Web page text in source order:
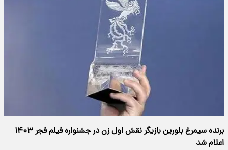
برنده سیمرغ بلورین بازیگر نقش اول زن در جشنواره فیلم فجر ۱۴۰۳
اعلام شد